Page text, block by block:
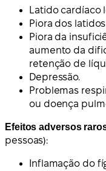
Latido cardíaco
Piora dos
Piora da
aumento da
retenção de
Depressão.
Problemas
ou doença
Efeitos adversos
pessoas):
Inflamação do